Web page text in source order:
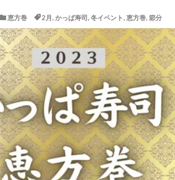
恵方巻 2月 , かっぱ寿司 , 冬イベント, 恵方巻, 節分